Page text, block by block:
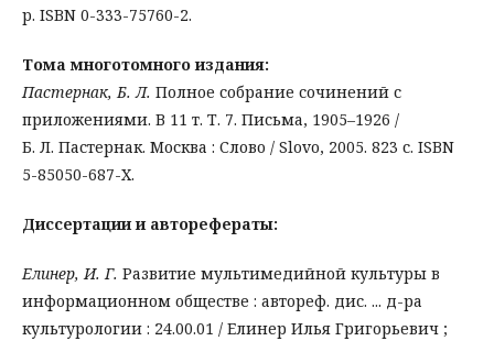
p. ISBN 0-333-75760-2.
Тома многотомного издания:
Пастернак, Б. Л. Полное собрание сочинений с
приложениями. В 11 т. Т. 7. Письма, 1905–1926 /
Б. Л. Пастернак. Москва : Слово / Slovo, 2005. 823 с. ISBN
5-85050-687-X.
Диссертации и авторефераты:
Елинер, И. Г. Развитие мультимедийной культуры в
информационном обществе : автореф. дис. ... д-ра
культурологии : 24.00.01 / Елинер Илья Григорьевич ;